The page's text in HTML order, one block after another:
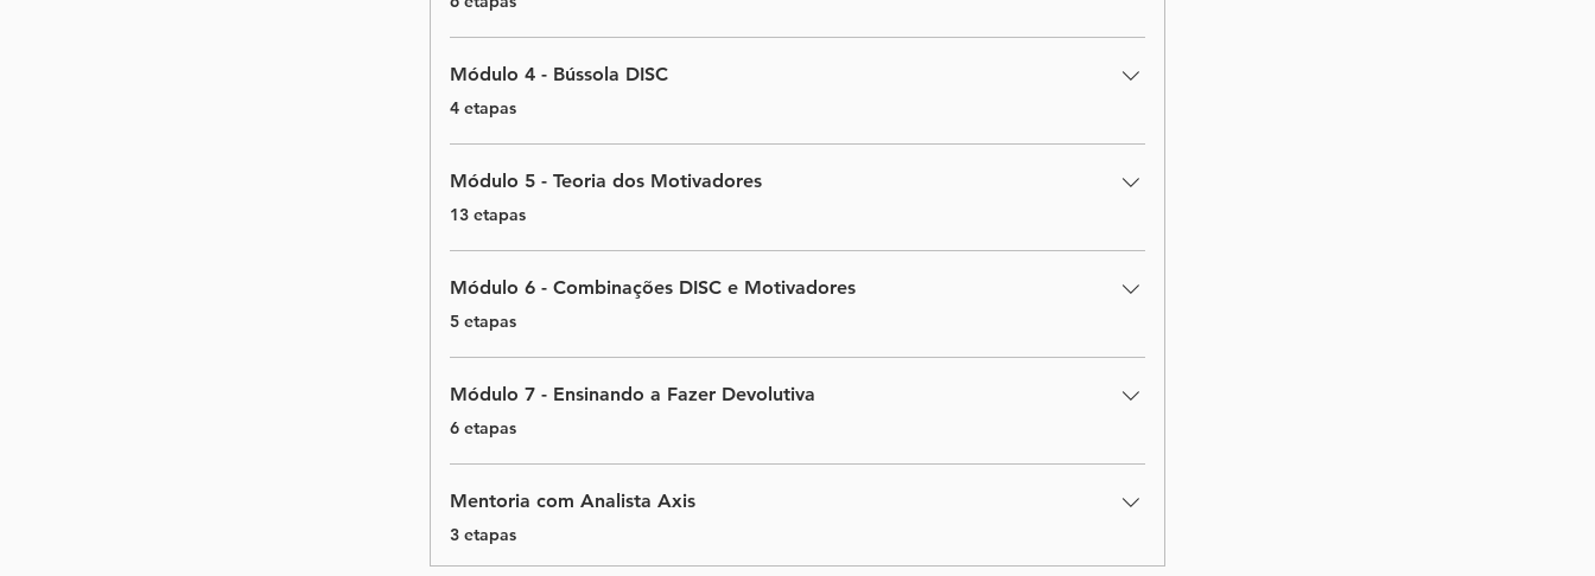
Módulo 4 - Bússola DISC
.
4 etapas
Módulo 5 - Teoria dos Motivadores
.13 etapas
Módulo 6 - Combinações DISC e Motivadores
.
5 etapas
Módulo 7 - Ensinando a Fazer Devolutiva
.
6 etapas
Mentoria com Analista Axis
.
3 etapas